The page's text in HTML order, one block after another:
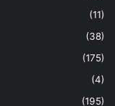
(11)
(38)
(175)
(4)
(195)